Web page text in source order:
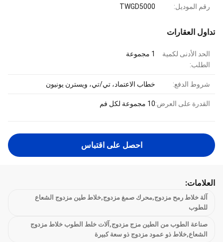
رقم الموديل: TWGD5000
تداول العقارات
الحد الأدنى لكمية
الطلب:
1 مجموعة
شروط الدفع: خطاب الاعتماد، تي/تي، ويسترن يونيون
القدرة على العرض:10 مجموعة لكل فم
احصل على اقتباس
العلامات:
آلة خلاط رمح مزدوج,محرك صمغ مزدوج,خلاط طين مزدوج الشعاع
للطوب
صناعة الطوب من الطين مزج مزدوج,آلات خلط الطوب خلاط مزدوج
الشعاع,خلاط ذو عمود مزدوج ذو سعة كبيرة